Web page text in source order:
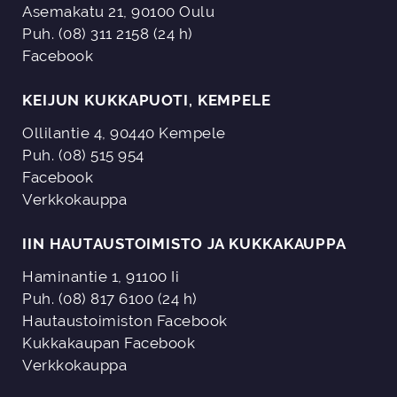
Asemakatu 21, 90100 Oulu
Puh. (08) 311 2158 (24 h)
Facebook
KEIJUN KUKKAPUOTI, KEMPELE
Ollilantie 4, 90440 Kempele
Puh. (08) 515 954
Facebook
Verkkokauppa
IIN HAUTAUSTOIMISTO JA KUKKAKAUPPA
Haminantie 1, 91100 Ii
Puh. (08) 817 6100 (24 h)
Hautaustoimiston Facebook
Kukkakaupan Facebook
Verkkokauppa